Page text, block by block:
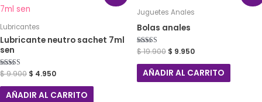
Lubricantes
Lubricante neutro sachet 7ml
sen
Valorado con
5.00
de 5
$9.900 $ 4.950
AÑADIR AL CARRITO
Juguetes Anales
Bolas anales
Valorado con
5.00
de 5
$19.900 $ 9.950
AÑADIR AL CARRITO